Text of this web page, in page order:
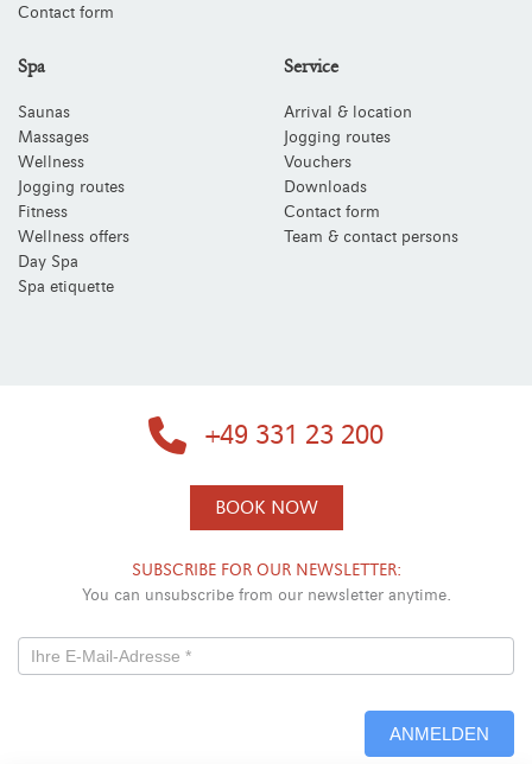
Contact form
Spa
Saunas
Massages
Wellness
Jogging routes
Fitness
Wellness offers
Day Spa
Spa etiquette
Service
Arrival & location
Jogging routes
Vouchers
Downloads
Contact form
Team & contact persons
+49 331 23 200
BOOK NOW
SUBSCRIBE FOR OUR NEWSLETTER:
You can unsubscribe from our newsletter anytime.
Newsletterformular
ANMELDEN